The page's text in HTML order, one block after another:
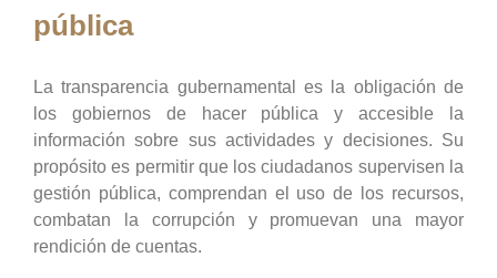
pública
La transparencia gubernamental es la obligación de
los gobiernos de hacer pública y accesible la
información sobre sus actividades y decisiones. Su
propósito es permitir que los ciudadanos supervisen la
gestión pública, comprendan el uso de los recursos,
combatan la corrupción y promuevan una mayor
rendición de cuentas.